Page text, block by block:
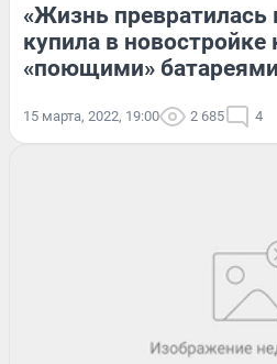
«Жизнь превратилась
купила в новостройке
«поющими» батареями
15 марта, 2022, 19:00 2 685 4